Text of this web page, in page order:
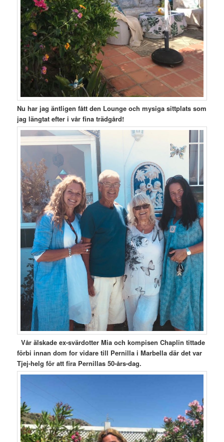
Nu har jag äntligen fått den Lounge och mysiga sittplats som
jag längtat efter i vår fina trädgård!
Vår älskade ex-svärdotter Mia och kompisen Chaplin tittade
förbi innan dom for vidare till Pernilla i Marbella där det var
Tjej-helg för att fira Pernillas 50-års-dag.